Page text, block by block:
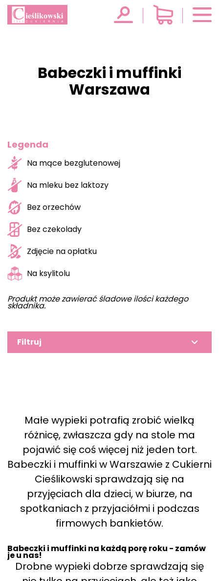
Babeczki i muffinki
Warszawa
Legenda
Na mące bezglutenowej
Na mleku bez laktozy
Bez orzechów
Bez czekolady
Zdjęcie na opłatku
Na ksylitolu
Produkt może zawierać śladowe ilości każdego
składnika.
Filtruj
Małe wypieki potrafią zrobić wielką
różnicę, zwłaszcza gdy na stole ma
pojawić się coś więcej niż jeden tort.
Babeczki i muffinki w Warszawie z Cukierni
Cieślikowski sprawdzają się na
przyjęciach dla dzieci, w biurze, na
spotkaniach z przyjaciółmi i podczas
firmowych bankietów.
Babeczki i muffinki na każdą porę roku - zamów
je u nas!
Drobne wypieki dobrze sprawdzają się